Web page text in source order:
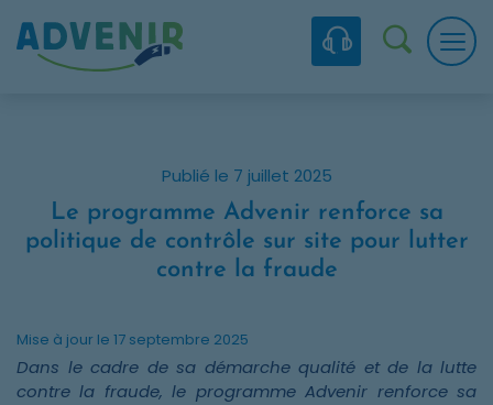
Publié le 7 juillet 2025
Le programme Advenir renforce sa
politique de contrôle sur site pour lutter
contre la fraude
Mise à jour le 17 septembre 2025
Dans le cadre de sa démarche qualité et de la lutte
contre la fraude, le programme Advenir renforce sa